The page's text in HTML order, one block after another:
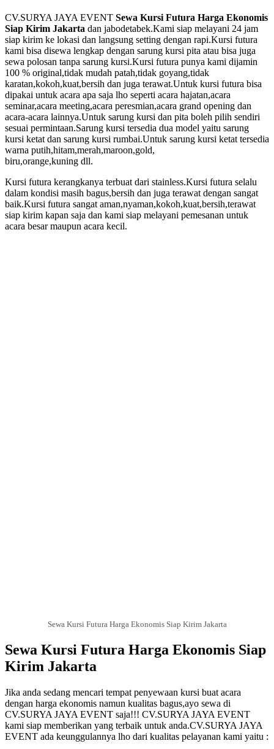
CV.SURYA JAYA EVENT Sewa Kursi Futura Harga Ekonomis
Siap Kirim Jakarta dan jabodetabek.Kami siap melayani 24 jam
siap kirim ke lokasi dan langsung setting dengan rapi.Kursi futura
kami bisa disewa lengkap dengan sarung kursi pita atau bisa juga
sewa polosan tanpa sarung kursi.Kursi futura punya kami dijamin
100 % original,tidak mudah patah,tidak goyang,tidak
karatan,kokoh,kuat,bersih dan juga terawat.Untuk kursi futura bisa
dipakai untuk acara apa saja lho seperti acara hajatan,acara
seminar,acara meeting,acara peresmian,acara grand opening dan
acara-acara lainnya.Untuk sarung kursi dan pita boleh pilih sendiri
sesuai permintaan.Sarung kursi tersedia dua model yaitu sarung
kursi ketat dan sarung kursi rumbai.Untuk sarung kursi ketat tersedia
warna putih,hitam,merah,maroon,gold,
biru,orange,kuning dll.
Kursi futura kerangkanya terbuat dari stainless.Kursi futura selalu
dalam kondisi masih bagus,bersih dan juga terawat dengan sangat
baik.Kursi futura sangat aman,nyaman,kokoh,kuat,bersih,terawat
siap kirim kapan saja dan kami siap melayani pemesanan untuk
acara besar maupun acara kecil.
Sewa Kursi Futura Harga Ekonomis Siap Kirim Jakarta
Sewa Kursi Futura Harga Ekonomis Siap
Kirim Jakarta
Jika anda sedang mencari tempat penyewaan kursi buat acara
dengan harga ekonomis namun kualitas bagus,ayo sewa di
CV.SURYA JAYA EVENT saja!!! CV.SURYA JAYA EVENT
kami siap memberikan yang terbaik untuk anda.CV.SURYA JAYA
EVENT ada keunggulannya lho dari kualitas pelayanan kami yaitu :